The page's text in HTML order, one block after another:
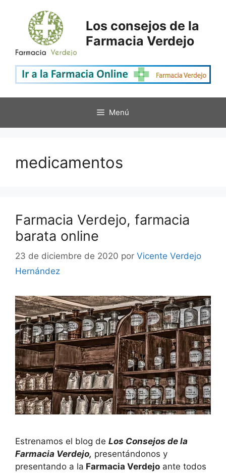
contenido
Los consejos de la
Farmacia Verdejo
Menú
medicamentos
Farmacia Verdejo, farmacia
barata online
23 de diciembre de 2020 por Vicente Verdejo
Hernández
Estrenamos el blog de Los Consejos de la
Farmacia Verdejo, presentándonos y
presentando a la Farmacia Verdejo ante todos